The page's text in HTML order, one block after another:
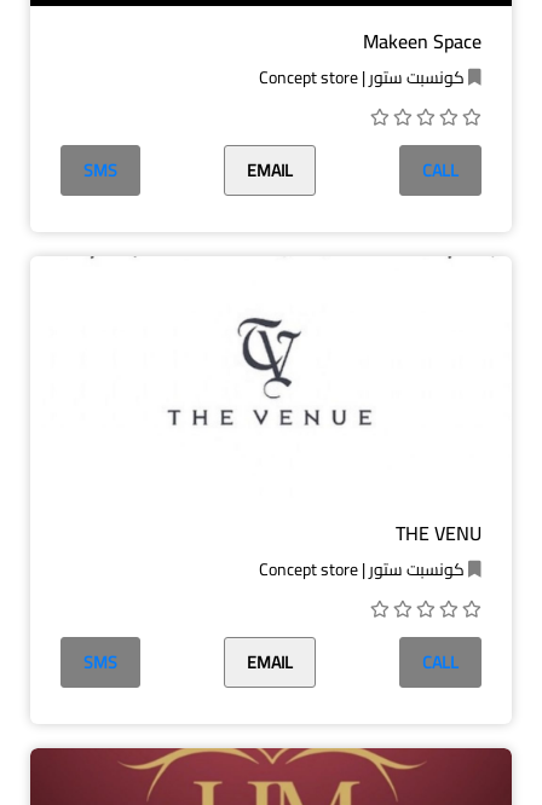
Makeen Space
كونسبت ستور | Concept store
CALL
EMAIL
SMS
THE VENU
كونسبت ستور | Concept store
CALL
EMAIL
SMS